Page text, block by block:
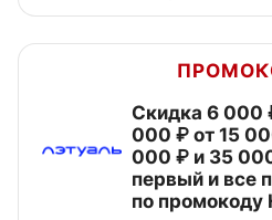
Скидка 6 000
000 ₽ от 15
000 ₽ и 35
первый и все
по